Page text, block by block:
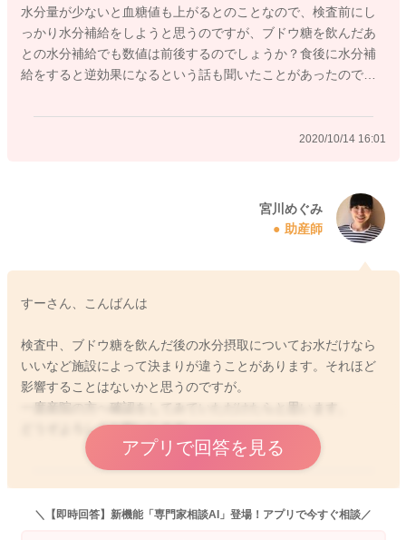
普段のお食事の取り方で汁ものから先にとるようにしていただ
いたり、お野菜から取るようにされるのもいいかと思います
よ。
2020/10/14 15:44
水分量が少ないと血糖値も上がるとのことなので、検査前にし
っかり水分補給をしようと思うのですが、ブドウ糖を飲んだあ
との水分補給でも数値は前後するのでしょうか？食後に水分補
給をすると逆効果になるという話も聞いたことがあったので…
2020/10/14 16:01
宮川めぐみ
助産師
すーさん、こんばんは
検査中、ブドウ糖を飲んだ後の水分摂取についてお水だけなら
いいなど施設によって決まりが違うことがあります。それほど
影響することはないかと思うのですが。
一度産院の方へ確認をしてみていただけたらと思います。
どうぞよろしくお願いします。
アプリで回答を見る
2020/10/14 22:35
＼【即時回答】新機能「専門家相談AI」登場！アプリで今すぐ相談／